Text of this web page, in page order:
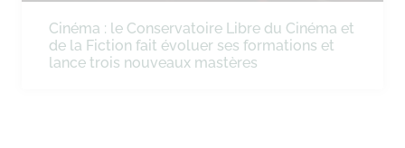
Cinéma : le Conservatoire Libre du Cinéma et
de la Fiction fait évoluer ses formations et
lance trois nouveaux mastères